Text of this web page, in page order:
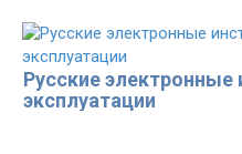
контенту
Русские электронные
эксплуатации